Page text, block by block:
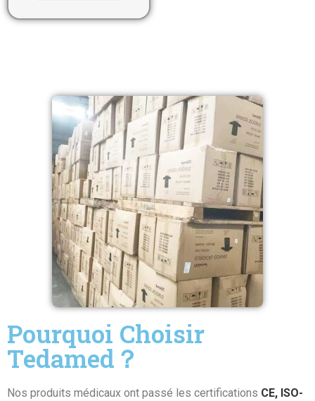
Pourquoi Choisir
Tedamed？
Nos produits médicaux ont passé les certifications CE, ISO-